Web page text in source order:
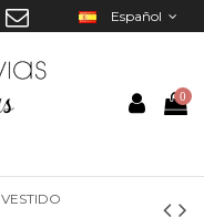
Español
0
VESTIDO